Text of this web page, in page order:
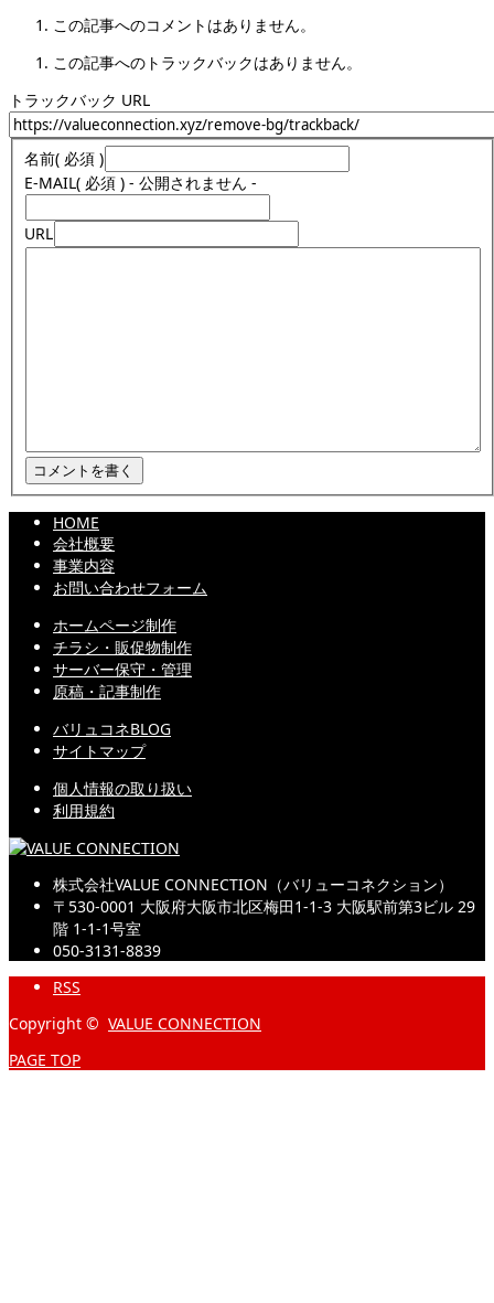
この記事へのコメントはありません。
この記事へのトラックバックはありません。
トラックバック URL
名前( 必須 )
E-MAIL( 必須 ) - 公開されません -
URL
HOME
会社概要
事業内容
お問い合わせフォーム
ホームページ制作
チラシ・販促物制作
サーバー保守・管理
原稿・記事制作
バリュコネBLOG
サイトマップ
個人情報の取り扱い
利用規約
株式会社VALUE CONNECTION（バリューコネクション）
〒530-0001 大阪府大阪市北区梅田1-1-3 大阪駅前第3ビル 29
階 1-1-1号室
050-3131-8839
RSS
Copyright © VALUE CONNECTION
PAGE TOP